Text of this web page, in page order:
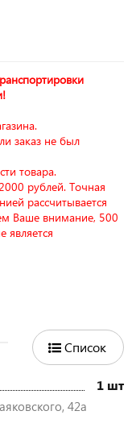
заказ не был
товара.
рублей. Точная
рассчитывается
Ваше внимание, 500
является
Список
1 шт
42а